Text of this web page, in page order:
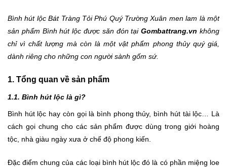
Bình hút lộc Bát Tràng Tỏi Phú Quý Trường Xuân men lam là một
sản phẩm Bình hút lộc được săn đón tạiGombattrang.vn không
chỉ vì chất lượng mà còn là một vật phẩm phong thủy quý giá,
dành riêng cho những con người sành gốm sứ.
1. Tổng quan về sản phẩm
1.1. Bình hút lộc là gì?
Bình hút lộc hay còn gọi là bình phong thủy, bình hút tài lộc… Là
cách gọi chung cho các sản phẩm được dùng trong giới hoàng
tộc, nhà giàu ngày xưa ở chế độ phong kiến.
Đặc điểm chung của các loại bình hút lộc đó là có phần miệng loe